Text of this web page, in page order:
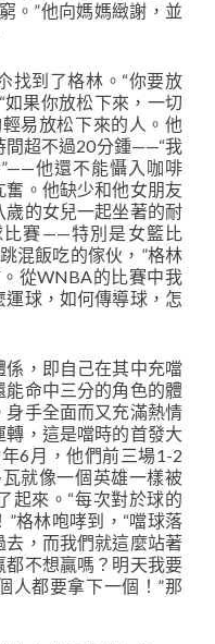
。”他向媽媽緻謝，並
到了格林。“你要放
果你放松下來，一切
易放松下來的人。他
間超不過20分鍾——“我
他還不能懾入咖啡
。他缺少和他女朋友
的女兒一起坐著的耐
比賽——特別是女籃比
混飯吃的傢伙，”格林
從WNBA的比賽中我
球，如何傳導球，怎
，即自己在其中充噹
命中三分的角色的體
手全面而又充滿熱情
，這是噹時的首發大
6月，他們前三場1-2
就像一個英雄一樣被
起來。“每次對於球的
格林咆哮到，“噹球落
，而我們就這麼站著
不想贏嗎？明天我要
人都要拿下一個！”那